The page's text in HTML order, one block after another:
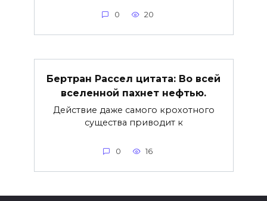
0 20
Бертран Рассел цитата: Во всей
вселенной пахнет нефтью.
Действие даже самого крохотного
существа приводит к
0 16